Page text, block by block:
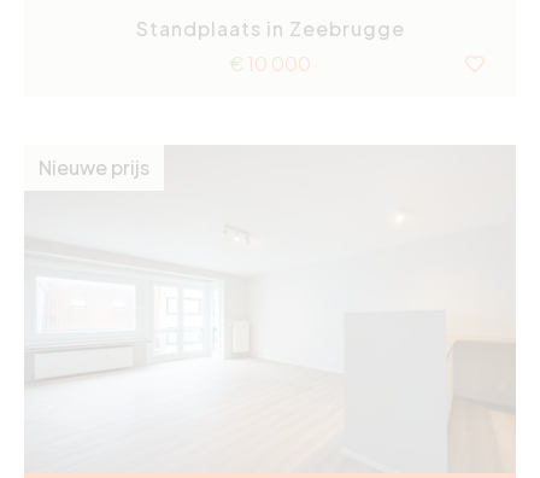
Standplaats in Zeebrugge
€ 10 000
Nieuwe prijs